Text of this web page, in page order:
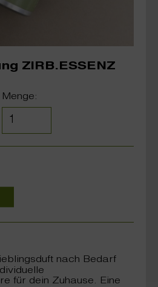
ZIRB.ESSENZ
Menge:
nach Bedarf
für dein Zuhause. Eine